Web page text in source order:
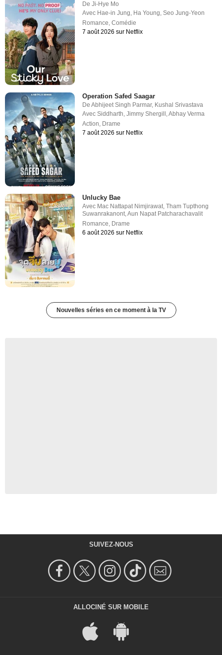
DeJi-Hye Mo
Avec Hae-in Jung, Ha Young,Seo Jung-Yeon
Romance,Comédie
7 août 2026 sur Netflix
Operation Safed Saagar
DeAbhijeet Singh Parmar, Kushal Srivastava
AvecSiddharth,Jimmy Shergill ,Abhay Verma
Action, Drame
7 août 2026 sur Netflix
Unlucky Bae
Avec Mac Nattapat Nimjirawat ,Tham Tupthong
Suwanrakanont ,Aun Napat Patcharachavalit
Romance Drame
6 août 2026 sur Netflix
Nouvelles séries en ce moment à la TV
SUIVEZ-NOUS
ALLOCINÉ SUR MOBILE